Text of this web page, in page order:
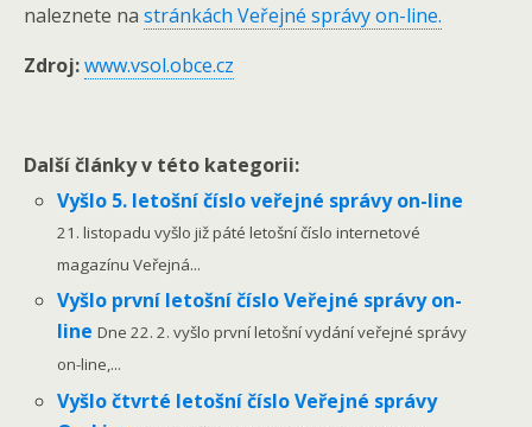
naleznete na stránkách Veřejné správy on-line.
Zdroj:www.vsol.obce.cz
Další články v této kategorii:
Vyšlo 5. letošní číslo veřejné správy on-line
21. listopadu vyšlo již páté letošní číslo internetové
magazínu Veřejná...
Vyšlo první letošní číslo Veřejné správy on-
lineDne 22. 2. vyšlo první letošní vydání veřejné správy
on-line,...
Vyšlo čtvrté letošní číslo Veřejné správy